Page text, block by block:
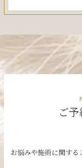
ご
お悩みや施術に関す